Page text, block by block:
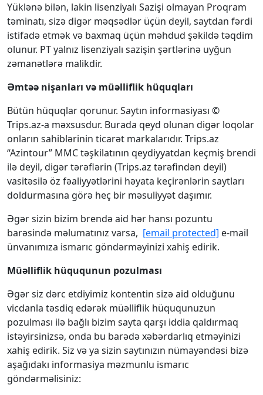
Yüklənə bilən, lakin lisenziyalı Sazişi olmayan Proqram
təminatı, sizə digər məqsədlər üçün deyil, saytdan fərdi
istifadə etmək və baxmaq üçün məhdud şəkildə təqdim
olunur. PT yalnız lisenziyalı sazişin şərtlərinə uyğun
zəmanətlərə malikdir.
Əmtəə nişanları və müəlliflik hüquqları
Bütün hüquqlar qorunur. Saytın informasiyası ©
Trips.az-a məxsusdur. Burada qeyd olunan digər loqolar
onların sahiblərinin ticarət markalarıdır. Trips.az
“Azintour” MMC təşkilatının qeydiyyatdan keçmiş brendi
ilə deyil, digər tərəflərin (Trips.az tərəfindən deyil)
vasitəsilə öz fəaliyyətlərini həyata keçirənlərin saytları
doldurmasına görə heç bir məsuliyyət daşımır.
Əgər sizin bizim brendə aid hər hansı pozuntu
barəsində məlumatınız varsa, [email protected] e-mail
ünvanımıza ismarıc göndərməyinizi xahiş edirik.
Müəlliflik hüququnun pozulması
Əgər siz dərc etdiyimiz kontentin sizə aid olduğunu
vicdanla təsdiq edərək müəlliflik hüququnuzun
pozulması ilə bağlı bizim sayta qarşı iddia qaldırmaq
istəyirsinizsə, onda bu barədə xəbərdarlıq etməyinizi
xahiş edirik. Siz və ya sizin saytınızın nümayəndəsi bizə
aşağıdakı informasiya məzmunlu ismarıc
göndərməlisiniz: